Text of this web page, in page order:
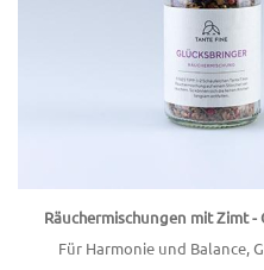
Räuchermischungen mit Zimt -
Für Harmonie und Balance,